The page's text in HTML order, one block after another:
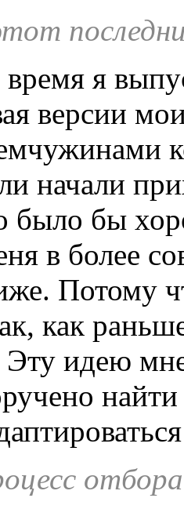
я
версии
начали
было бы
в более
Потому
как
Эту идею